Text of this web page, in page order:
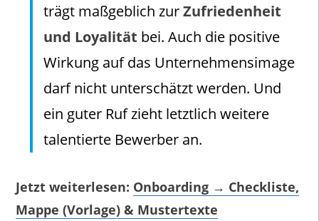
trägt maßgeblich zurZufriedenheit
und Loyalität bei. Auch die positive
Wirkung auf das Unternehmensimage
darf nicht unterschätzt werden. Und
ein guter Ruf zieht letztlich weitere
talentierte Bewerber an.
Jetzt weiterlesen: Onboarding → Checkliste,
Mappe (Vorlage) & Mustertexte